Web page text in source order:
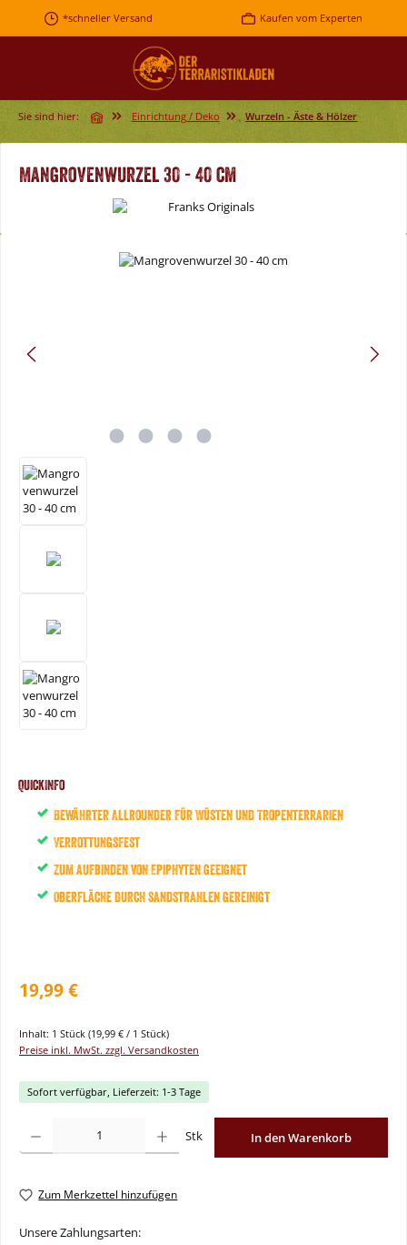
Zum Hauptinhalt springen
*schneller Versand Kaufen vom Experten
Sie sind hier: Einrichtung / Deko Wurzeln - Äste & Hölzer
Mangrovenwurzel 30 - 40 cm
Bildergalerie überspringen
QuickInfo
Bewährter Allrounder für Wüsten und Tropenterrarien
Verrottungsfest
Zum aufbinden von Epiphyten geeignet
Oberfläche durch sandstrahlen gereinigt
19,99 €
Inhalt: 1 Stück (19,99 € / 1 Stück)
Preise inkl. MwSt. zzgl. Versandkosten
Sofort verfügbar, Lieferzeit: 1-3 Tage
Stk In den Warenkorb
Zum Merkzettel hinzufügen
Unsere Zahlungsarten: